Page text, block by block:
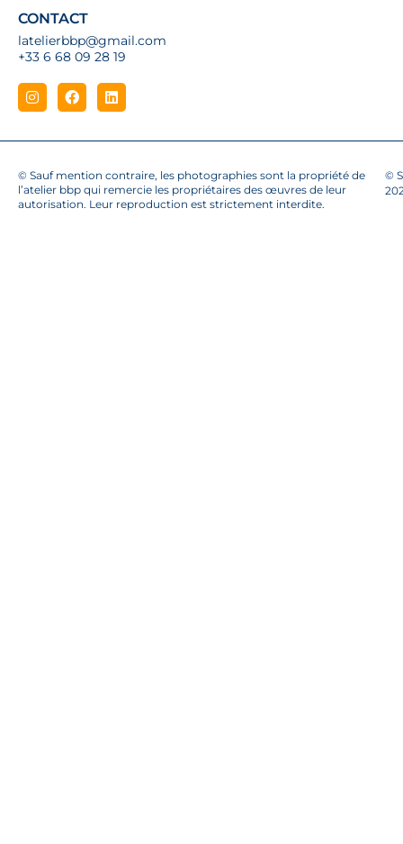
CONTACT
latelierbbp@gmail.com
+33 6 68 09 28 19
© Sauf mention contraire, les photographies sont la propriété de
l’atelier bbp qui remercie les propriétaires des œuvres de leur
autorisation. Leur reproduction est strictement interdite.
©